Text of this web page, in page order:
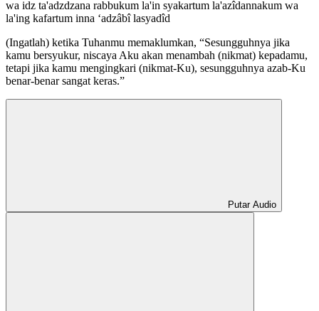
wa idz ta'adzdzana rabbukum la'in syakartum la'azîdannakum wa
la'ing kafartum inna ‘adzâbî lasyadîd
(Ingatlah) ketika Tuhanmu memaklumkan, “Sesungguhnya jika
kamu bersyukur, niscaya Aku akan menambah (nikmat) kepadamu,
tetapi jika kamu mengingkari (nikmat-Ku), sesungguhnya azab-Ku
benar-benar sangat keras.”
Putar Audio